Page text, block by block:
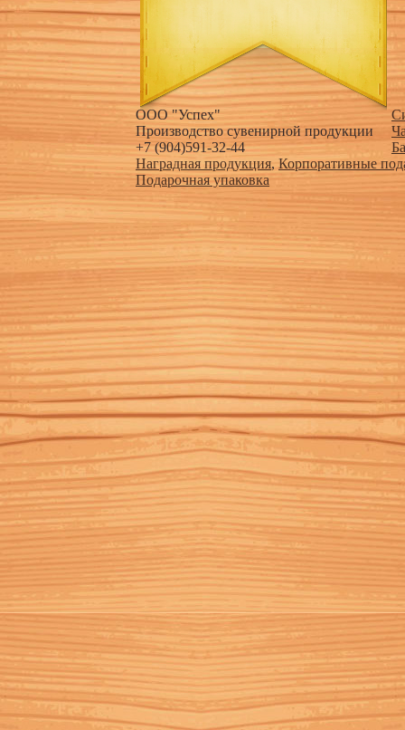
ООО "Успех"
Производство сувенирной продукции
+7 (904)591-32-44
Наградная продукция, Корпоративные
Подарочная упаковка